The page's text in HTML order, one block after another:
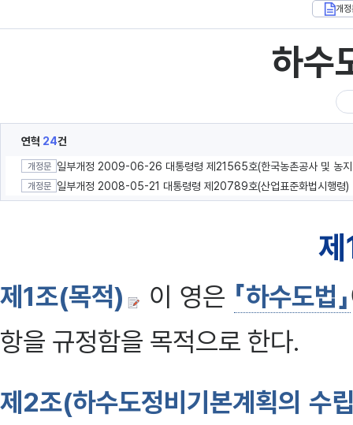
개정
하수
연혁 24건
개정문
개정문 일부개정 2008-05-21 대통령령 제20789호(산업표준화법시행령)
제1조(목적) 이 영은 「하수도법」
항을 규정함을 목적으로 한다.
제2조(하수도정비기본계획의 수